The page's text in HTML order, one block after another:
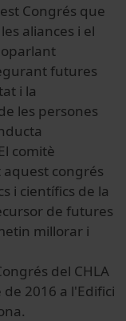
Congrés que
les aliances i el
futures
i la
les persones
El comitè
aquest congrés
i científics de la
de futures
millorar i
del CHLA
de 2016 a l'Edifici